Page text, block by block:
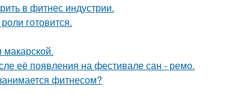
в фитнес индустрии.
готовится.
её появления на фестивале сан - ремо.
фитнесом?